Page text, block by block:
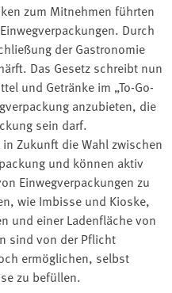
zum Mitnehmen führten
Durch
der Gastronomie
Das Gesetz schreibt nun
und Getränke im „To-Go-
anzubieten, die
sein darf.
Zukunft die Wahl zwischen
und können aktiv
Einwegverpackungen zu
wie Imbisse und Kioske,
und einer Ladenfläche von
sind von der Pflicht
ermöglichen, selbst
zu befüllen.